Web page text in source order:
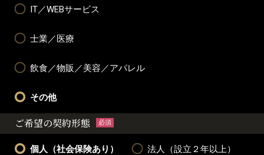
IT／WEBサービス
士業／医療
飲食／物販／美容／アパレル
その他
ご希望の契約形態 必須
個人（社会保険あり） 法人（設立２年以上）